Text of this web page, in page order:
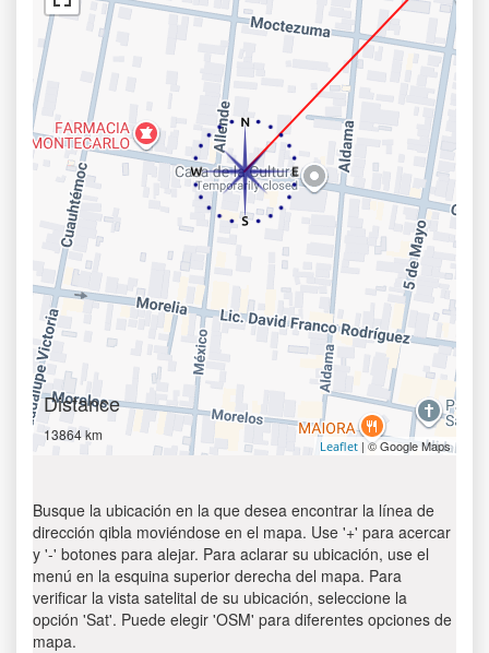
Distance
13864 km
Leaflet | © Google Maps
Busque la ubicación en la que desea encontrar la línea de
dirección qibla moviéndose en el mapa. Use '+' para acercar
y '-' botones para alejar. Para aclarar su ubicación, use el
menú en la esquina superior derecha del mapa. Para
verificar la vista satelital de su ubicación, seleccione la
opción 'Sat'. Puede elegir 'OSM' para diferentes opciones de
mapa.